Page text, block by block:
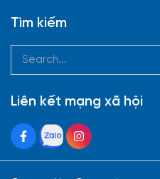
Tìm kiếm
Liên kết mạng xã hội